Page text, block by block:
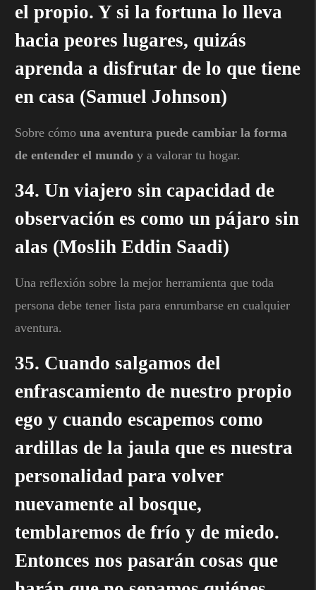
el propio. Y si la fortuna lo lleva
hacia peores lugares, quizás
aprenda a disfrutar de lo que tiene
en casa (Samuel Johnson)
Sobre cómo una aventura puede cambiar la forma
de entender el mundo y a valorar tu hogar.
34. Un viajero sin capacidad de
observación es como un pájaro sin
alas (Moslih Eddin Saadi)
Una reflexión sobre la mejor herramienta que toda
persona debe tener lista para enrumbarse en cualquier
aventura.
35. Cuando salgamos del
enfrascamiento de nuestro propio
ego y cuando escapemos como
ardillas de la jaula que es nuestra
personalidad para volver
nuevamente al bosque,
temblaremos de frío y de miedo.
Entonces nos pasarán cosas que